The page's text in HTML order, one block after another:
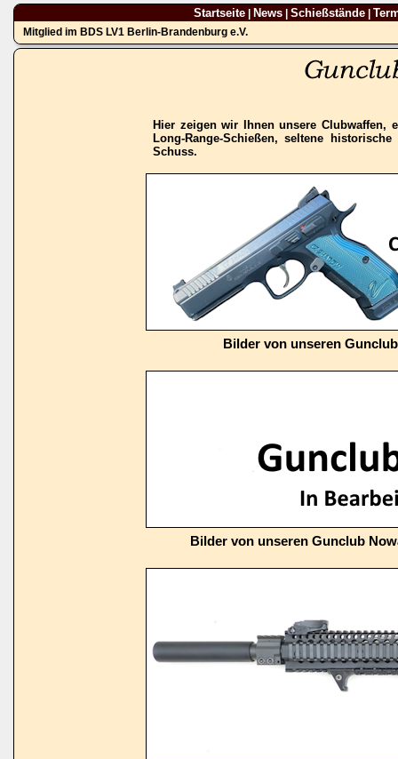
Startseite| News| Schießstände|
Mitglied im BDS LV1 Berlin-Brandenburg e.V.
Hier zeigen wir Ihnen unsere Clubwaffen,
Long-Range-Schießen, seltene
Schuss.
Bilder von unseren
Bilder von unseren Gunclub